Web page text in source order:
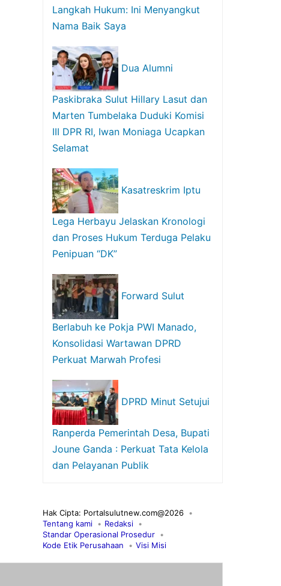
Langkah Hukum: Ini Menyangkut
Nama Baik Saya
Dua Alumni
Paskibraka Sulut Hillary Lasut dan
Marten Tumbelaka Duduki Komisi
III DPR RI, Iwan Moniaga Ucapkan
Selamat
Kasatreskrim Iptu
Lega Herbayu Jelaskan Kronologi
dan Proses Hukum Terduga Pelaku
Penipuan “DK”
Forward Sulut
Berlabuh ke Pokja PWI Manado,
Konsolidasi Wartawan DPRD
Perkuat Marwah Profesi
DPRD Minut Setujui
Ranperda Pemerintah Desa, Bupati
Joune Ganda : Perkuat Tata Kelola
dan Pelayanan Publik
Hak Cipta: Portalsulutnew.com@2026
Tentang kami
Redaksi
Standar Operasional Prosedur
Kode Etik Perusahaan
Visi Misi